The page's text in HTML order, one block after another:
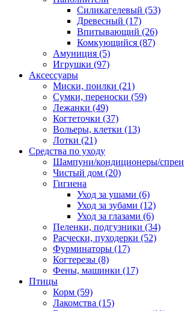
Силикагелевый (53)
Древесный (17)
Впитывающий (26)
Комкующийся (87)
Амуниция (5)
Игрушки (97)
Аксессуары
Миски, поилки (21)
Сумки, переноски (59)
Лежанки (49)
Когтеточки (37)
Вольеры, клетки (13)
Лотки (21)
Средства по уходу
Шампуни/кондиционеры/спреи
Чистый дом (20)
Гигиена
Уход за ушами (6)
Уход за зубами (12)
Уход за глазами (6)
Пеленки, подгузники (34)
Расчески, пуходерки (52)
Фурминаторы (17)
Когтерезы (8)
Фены, машинки (17)
Птицы
Корм (59)
Лакомства (15)